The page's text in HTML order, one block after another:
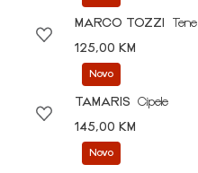
MARCO TOZZI
Tene
125,00 KM
Novo
TAMARIS
Cipele
145,00 KM
Novo